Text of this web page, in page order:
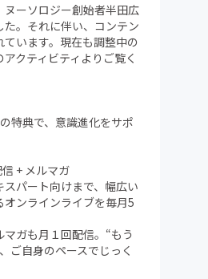
ーソロジー創始者半田広
た。それに伴い、コンテン
います。現在も調整中の
クティビティよりご覧く
特典で、意識進化をサポ
+ メルマガ
パート向けまで、幅広い
オンラインライブを毎月5
ガも月１回配信。“もう
ご自身のペースでじっく